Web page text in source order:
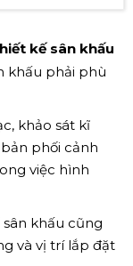
kế sân khấu
khấu phải phù
khảo sát kĩ
phối cảnh
việc hình
khấu cũng
và vị trí lắp đặt